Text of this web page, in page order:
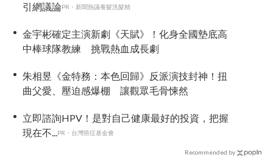
引網議論PR・新聞熱議養髮洗髮精
金宇彬確定主演新劇《天賦》！化身全國墊底高
中棒球隊教練 挑戰熱血成長劇
朱相昱《金特務：本色回歸》反派演技封神！扭
曲父愛、壓迫感爆棚 讓觀眾毛骨悚然
立即諮詢HPV！是對自己健康最好的投資，把握
現在不...PR・台灣癌症基金會
Recommended by